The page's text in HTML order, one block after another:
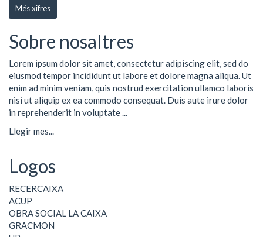
Més xifres
Sobre nosaltres
Lorem ipsum dolor sit amet, consectetur adipiscing elit, sed do
eiusmod tempor incididunt ut labore et dolore magna aliqua. Ut
enim ad minim veniam, quis nostrud exercitation ullamco laboris
nisi ut aliquip ex ea commodo consequat. Duis aute irure dolor
in reprehenderit in voluptate ...
Llegir mes...
Logos
RECERCAIXA
ACUP
OBRA SOCIAL LA CAIXA
GRACMON